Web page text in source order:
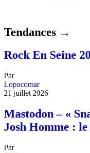
Tendances →
Rock En Seine
Par
Lopocomar
21 juillet 2026
Mastodon – «
Josh Homme :
Par